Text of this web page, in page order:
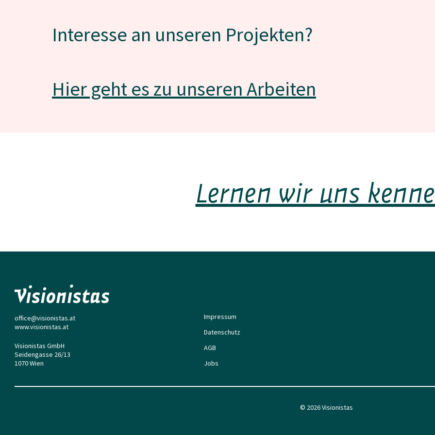
Interesse an unseren Projekten?
Hier geht es zu unseren Arbeiten
Lernen wir uns
office@visionistas.at
www.visionistas.at
Visionistas GmbH
Seidengasse 26/13
1070 Wien
Impressum
Datenschutz
AGB
Jobs
© 2026 Visionistas